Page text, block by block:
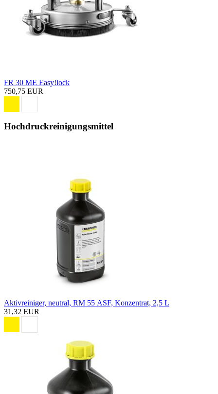
FR 30 ME Easy!lock
750,75 EUR
Hochdruckreinigungsmittel
Aktivreiniger, neutral, RM 55 ASF, Konzentrat, 2,5 L
31,32 EUR